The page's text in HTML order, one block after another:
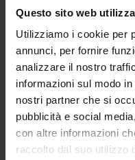
Questo sito web
Utilizziamo i cookie per
annunci, per fornire
analizzare il nostro
informazioni sul modo
nostri partner che si
pubblicità e social
con altre informazioni
raccolto dal suo utilizzo